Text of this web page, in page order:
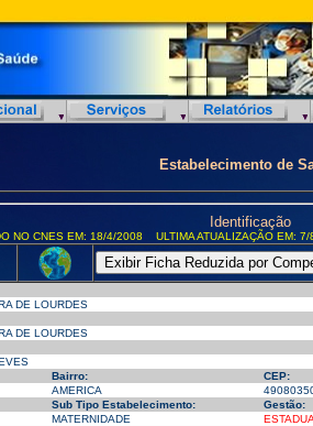
Estabelecimento de
Identificação
NO CNES EM: 18/4/2008 ULTIMA ATUALIZAÇÃO EM:
DE LOURDES
DE LOURDES
Bairro:
CEP:
AMERICA
Sub Tipo Estabelecimento:
Gestão:
MATERNIDADE